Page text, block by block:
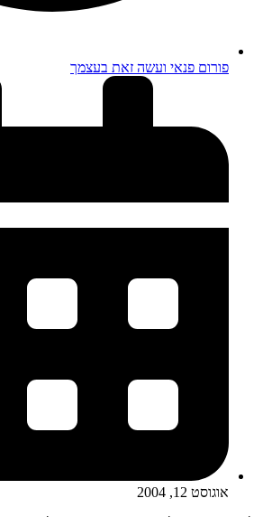
פורום פנאי ועשה זאת בעצמך
אוגוסט 12, 2004